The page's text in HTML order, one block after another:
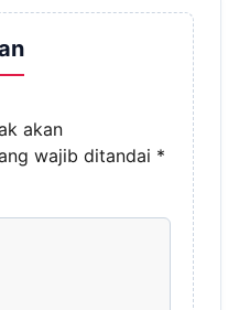
akan
wajib ditandai *